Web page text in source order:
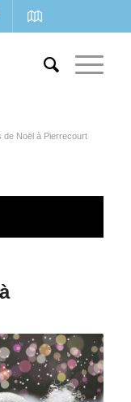
de Noël à Pierrecourt